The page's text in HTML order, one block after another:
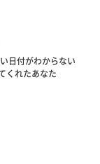
日付がわからない
くれたあなた